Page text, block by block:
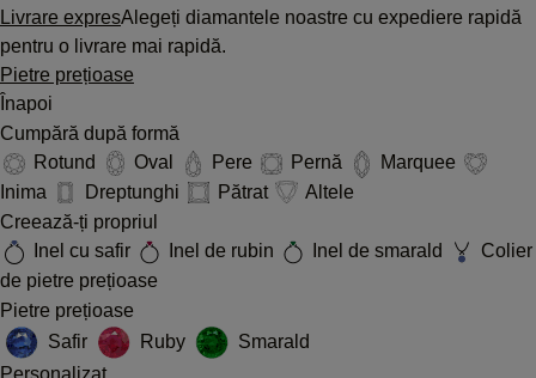
Livrare expresAlegeți diamantele noastre cu expediere rapidă
pentru o livrare mai rapidă.
Pietre prețioase
Înapoi
Cumpără după formă
Rotund
Oval Pere Pernă
Marquee
Inima
Dreptunghi Pătrat
Altele
Creează-ți propriul
Inel cu safir
Inel de rubin Inel de smarald
Colier
de pietre prețioase
Pietre prețioase
Safir
Ruby
Smarald